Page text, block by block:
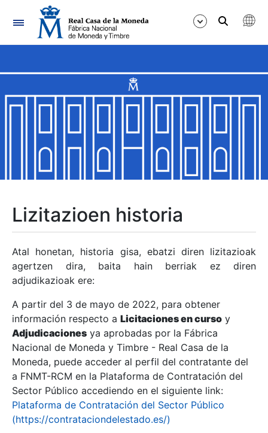
Nabigazioa
Erakutsi/Ezkutatu
Erakutsi/Ezkutatu
Erakutsi/Ezkutatu
Erakutsi/Ezkutatu
Erakutsi/Ezkutatu
Erakutsi/Ezkutatu
Erakutsi/Ezkutatu
Lizitazioen historia
Atal honetan, historia gisa, ebatzi diren lizitazioak
agertzen dira, baita hain berriak ez diren
adjudikazioak ere:
A partir del 3 de mayo de 2022, para obtener
información respecto a Licitaciones en curso y
Adjudicaciones ya aprobadas por la Fábrica
Nacional de Moneda y Timbre - Real Casa de la
Moneda, puede acceder al perfil del contratante del
a FNMT-RCM en la Plataforma de Contratación del
Sector Público accediendo en el siguiente link:
Plataforma de Contratación del Sector Público
(https://contrataciondelestado.es/)